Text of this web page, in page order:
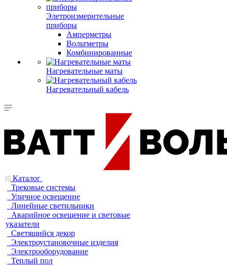
Элетроизмерительные
приборы
Амперметры
Вольтметры
Комбинированные
Нагревательные маты
Нагревательный кабель
Каталог
Трековые системы
Уличное освещение
Линейные светильники
Аварийное освещение и световые
указатели
Светящийся декор
Электроустановочные изделия
Электрооборудование
Теплый пол